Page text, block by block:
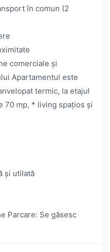
în comun (2
comerciale și
Apartamentul este
termic, la etajul
70 mp, * living spațios și
și utilată
Parcare: Se găsesc